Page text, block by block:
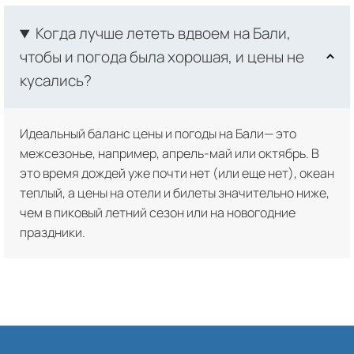
Когда лучше лететь вдвоем на Бали,
чтобы и погода была хорошая, и цены не
кусались?
Идеальный баланс цены и погоды на Бали— это
межсезонье, например, апрель-май или октябрь. В
это время дождей уже почти нет (или еще нет), океан
теплый, а цены на отели и билеты значительно ниже,
чем в пиковый летний сезон или на новогодние
праздники.